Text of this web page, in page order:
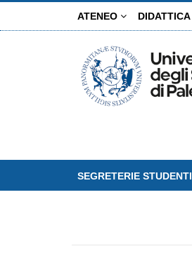
ATENEO DIDATTICA
SEGRETERIE STUDENTI